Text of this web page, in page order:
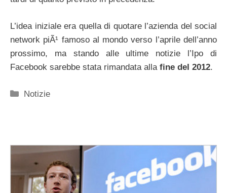
L’idea iniziale era quella di quotare l’azienda del social
network piÃ¹ famoso al mondo verso l’aprile dell’anno
prossimo, ma stando alle ultime notizie l’Ipo di
Facebook sarebbe stata rimandata alla fine del 2012.
Categorie
Notizie